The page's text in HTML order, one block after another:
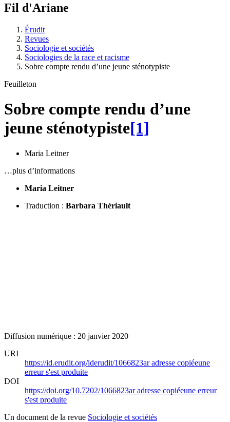
Fil d'Ariane
Érudit
Revues
Sociologie et sociétés
Sociologies de la race et racisme
Sobre compte rendu d’une jeune sténotypiste
Feuilleton
Sobre compte rendu d’une
jeune sténotypiste[1]
Maria Leitner
…plus d’informations
Maria Leitner
Traduction : Barbara Thériault
Diffusion numérique : 20 janvier 2020
URI
https://id.erudit.org/iderudit/1066823aradresse copiéeune
erreur s'est produite
DOI
https://doi.org/10.7202/1066823aradresse copiéeune erreur
s'est produite
Un document de la revue Sociologie et sociétés